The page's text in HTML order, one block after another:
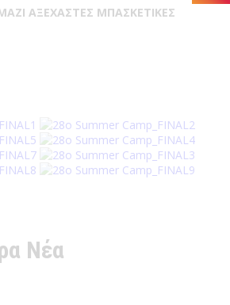
ΑΞΕΧΑΣΤΕΣ ΜΠΑΣΚΕΤΙΚΕΣ
Νέα